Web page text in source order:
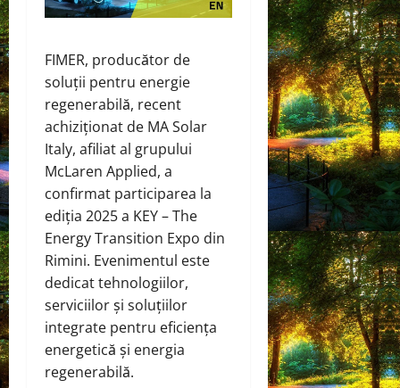
FIMER, producător de
soluții pentru energie
regenerabilă, recent
achiziționat de MA Solar
Italy, afiliat al grupului
McLaren Applied, a
confirmat participarea la
ediția 2025 a KEY – The
Energy Transition Expo din
Rimini. Evenimentul este
dedicat tehnologiilor,
serviciilor și soluțiilor
integrate pentru eficiența
energetică și energia
regenerabilă.